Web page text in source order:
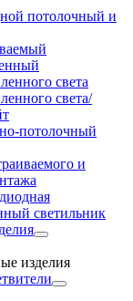
потолочный и
света
света/
потолочный
и
светильник
изделия